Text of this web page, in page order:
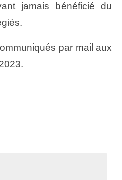
jamais bénéficié du
par mail aux